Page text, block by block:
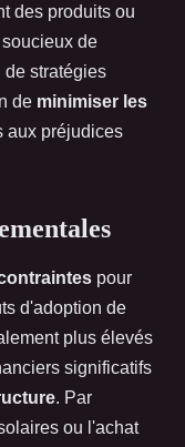
des produits ou
de
de stratégies
de minimiser les
aux préjudices
pour
d'adoption de
plus élevés
significatifs
. Par
ou l'achat